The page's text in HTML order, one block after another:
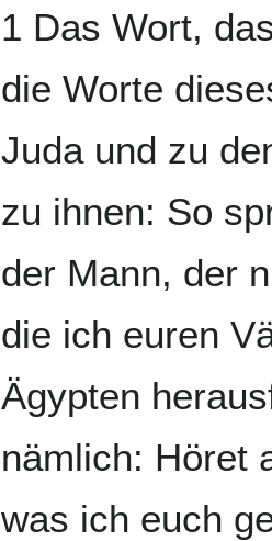
1 Das Wort,
die Worte
Juda und zu
zu ihnen: So
der Mann, der
die ich euren
Ägypten
nämlich: Höret
was ich euch